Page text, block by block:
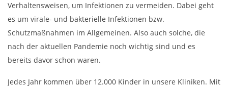
Verhaltensweisen, um Infektionen zu vermeiden. Dabei geht
es um virale- und bakterielle Infektionen bzw.
Schutzmaßnahmen im Allgemeinen. Also auch solche, die
nach der aktuellen Pandemie noch wichtig sind und es
bereits davor schon waren.
Jedes Jahr kommen über 12.000 Kinder in unsere Kliniken. Mit